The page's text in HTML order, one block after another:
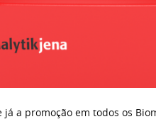
já a promoção em todos os